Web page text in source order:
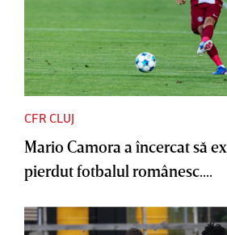
CFR CLUJ
Mario Camora a încercat să
pierdut fotbalul românesc....